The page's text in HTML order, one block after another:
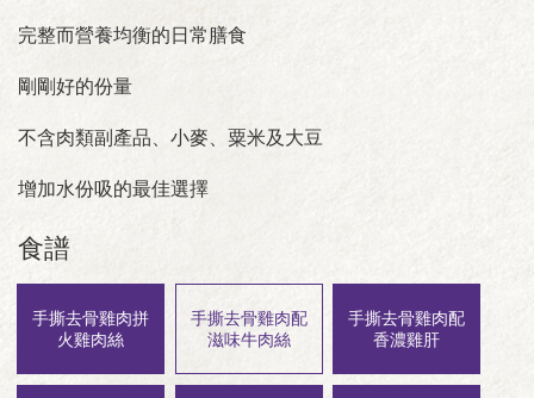
完整而營養均衡的日常膳食
剛剛好的份量
不含肉類副產品、小麥、粟米及大豆
增加水份吸的最佳選擇
食譜
手撕去骨雞肉拼
火雞肉絲
手撕去骨雞肉配
滋味牛肉絲
手撕去骨雞肉配
香濃雞肝